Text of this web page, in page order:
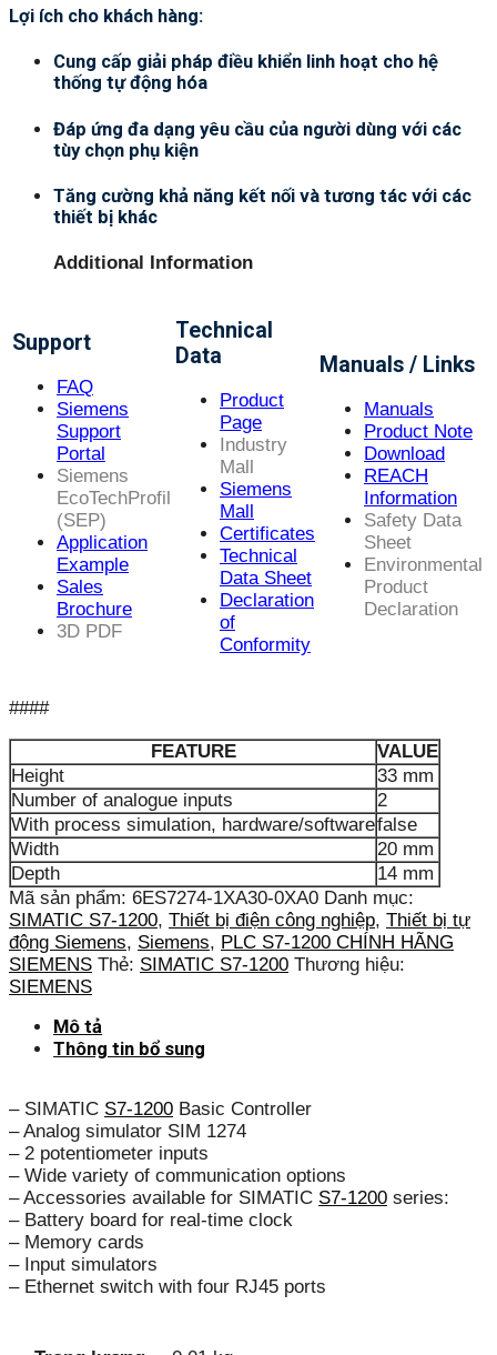
Lợi ích cho khách hàng:
Cung cấp giải pháp điều khiển linh hoạt cho hệ
thống tự động hóa
Đáp ứng đa dạng yêu cầu của người dùng với các
tùy chọn phụ kiện
Tăng cường khả năng kết nối và tương tác với các
thiết bị khác
Additional Information
Support
FAQ
Siemens
Support
Portal
Siemens
EcoTechProfil
(SEP)
Application
Example
Sales
Brochure
3D PDF
Technical
Data
Product
Page
Industry
Mall
Siemens
Mall
Certificates
Technical
Data Sheet
Declaration
of
Conformity
Manuals / Links
Manuals
Product Note
Download
REACH
Information
Safety Data
Sheet
Environmental
Product
Declaration
####
FEATURE
VALUE
Height
33 mm
Number of analogue inputs
2
With process simulation, hardware/softwarefalse
Width
20 mm
Depth
14 mm
Mã sản phẩm: 6ES7274-1XA30-0XA0 Danh mục:
SIMATIC S7-1200, Thiết bị điện công nghiệp, Thiết bị tự
động Siemens, Siemens, PLC S7-1200 CHÍNH HÃNG
SIEMENS Thẻ: SIMATIC S7-1200 Thương hiệu:
SIEMENS
Mô tả
Thông tin bổ sung
– SIMATIC S7-1200 Basic Controller
– Analog simulator SIM 1274
– 2 potentiometer inputs
– Wide variety of communication options
– Accessories available for SIMATIC S7-1200 series:
– Battery board for real-time clock
– Memory cards
– Input simulators
– Ethernet switch with four RJ45 ports